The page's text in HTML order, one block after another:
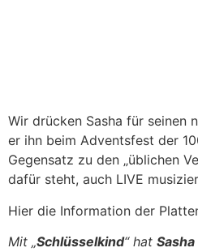
Wir drücken Sasha für seinen
er ihn beim Adventsfest der
Gegensatz zu den „üblichen
dafür steht, auch LIVE
Hier die Information der
Mit „Schlüsselkind“ hat Sasha